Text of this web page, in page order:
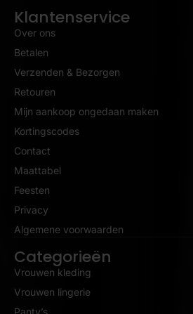
Klantenservice
Over ons
Betalen
Verzenden & Bezorgen
Retouren
Mijn aankoop ongedaan maken
Kortingscodes
Contact
Maattabel
Feesten
Privacy
Algemene voorwaarden
Categorieën
Vrouwen kleding
Vrouwen lingerie